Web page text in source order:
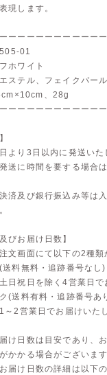
現します。
ーーーーーーーーーー
01
ホワイト
ステル、フェイクパール
、28g
ーーーーーーーーーー
より3日以内に発送いた
送に時間を要する場合
済及び銀行振込み等は
びお届け日数】
文画面にて以下の2種類
料無料・追跡番号なし)
日祝日を除く4営業日で
(送料有料・追跡番号あ
～2営業日でお届けいた
け日数は目安であり、
かかる場合がございま
届け日数の詳細は以下